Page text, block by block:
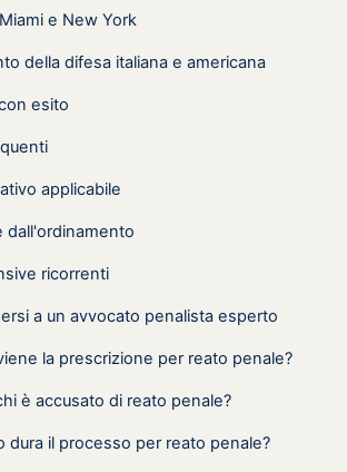
e New York
della difesa italiana e americana
esito
applicabile
dall'ordinamento
ricorrenti
a un avvocato penalista esperto
la prescrizione per reato penale?
è accusato di reato penale?
dura il processo per reato penale?